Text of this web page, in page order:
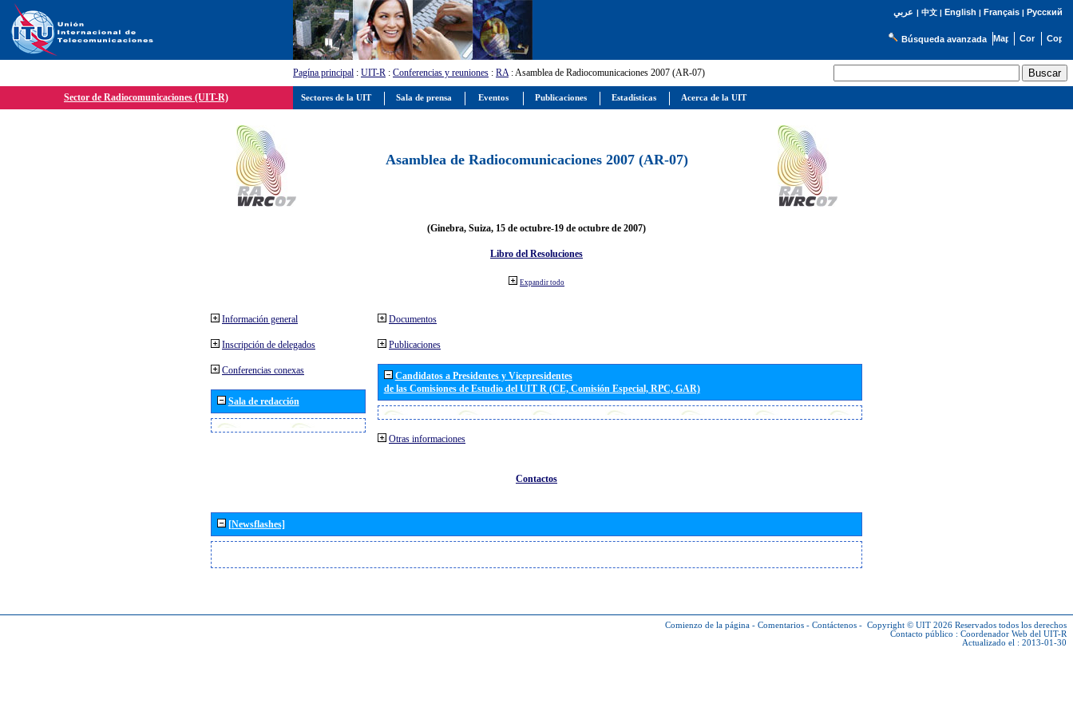
عربي | 中文| English | Français| Русский
Búsqueda avanzada
Pagína principal : UIT-R : Conferencias y reuniones : RA: Asamblea de Radiocomunicaciones 2007 (AR-07)
Sector de Radiocomunicaciones (UIT-R)
Asamblea de Radiocomunicaciones 2007 (AR-07)
(Ginebra, Suiza, 15 de octubre-19 de octubre de 2007)
Libro del Resoluciones
Expandir todo
Información general
Inscripción de delegados
Conferencias conexas
Sala de redacción
Documentos
Publicaciones
Candidatos a Presidentes y Vicepresidentes
de las Comisiones de Estudio del UIT R (CE, Comisión Especial, RPC, GAR)
Otras informaciones
Contactos
[Newsflashes]
Comienzo de la página - Comentarios - Contáctenos - Copyright © UIT 2026 Reservados todos los derechos
Contacto público : Coordenador Web del UIT-R
Actualizado el : 2013-01-30
Sectores de la UIT Sala de prensa Eventos Publicaciones Estadísticas Acerca de la UIT